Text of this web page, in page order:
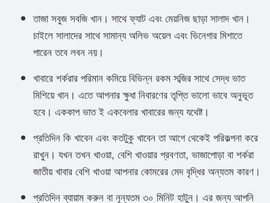
তাজা সবুজ সবজি খান। সাথে ফ্যাট এবং মেয়নিজ ছাড়া সালাদ খান।
চাইলে সালাদের সাথে সামান্য অলিভ অয়েল এবং ভিনেগার মিশাতে
পারেন তবে লবন নয়।
খাবারে শর্করার পরিমান কমিয়ে বিভিন্ন রকম সব্জির সাথে সেদ্ধ ভাত
মিশিয়ে খান। এতে আপনার ক্ষুধা নিবারণের তৃপ্তি ভালো ভাবে অনুভূত
হবে। এককাপ ভাত ই একবেলার খাবারের জন্য যথেষ্ট।
প্রতিদিন কি খাবেন এবং কতটুকু খাবেন তা আগে থেকেই পরিকল্পনা করে
রাখুন। যখন তখন খাওয়া, বেশি খাওয়ার প্রবণতা, ভাজাপোড়া বা শর্করা
জাতীয় খাবার বেশি খাওয়া আপনার কোমরের মেদ বৃদ্ধির অন্যতম কারণ।
প্রতিদিন ব্যায়াম করুন বা নূন্যতম ৩০ মিনিট হাটুন। এর জন্য আপনি